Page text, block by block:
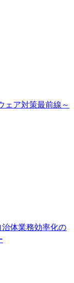
ェア対策最前線～
治体業務効率化の